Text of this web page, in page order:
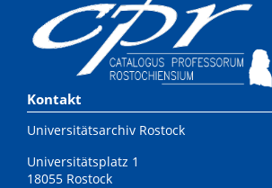
Kontakt
Universitätsarchiv Rostock
Universitätsplatz 1
18055 Rostock